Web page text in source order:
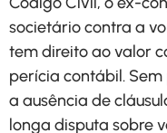
societário contra a
tem direito ao valor
perícia contábil.
a ausência de
longa disputa sobre